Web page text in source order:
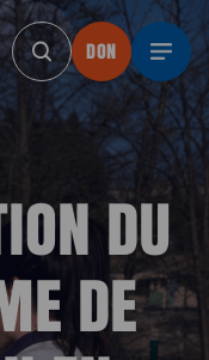
DON DON DON DON
DON
DU
DE